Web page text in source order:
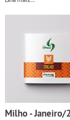
Milho - Janeiro/